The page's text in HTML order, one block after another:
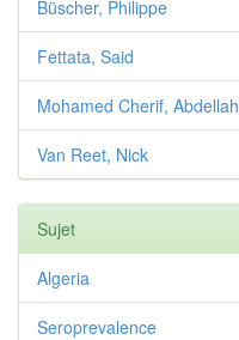
Büscher, Philippe
Fettata, Said
Mohamed Cherif, Abdellah
Van Reet, Nick
Sujet
Algeria
Seroprevalence